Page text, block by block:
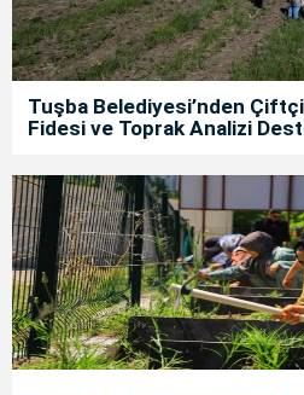
Tuşba Belediyesi’nden
Fidesi ve Toprak Analizi